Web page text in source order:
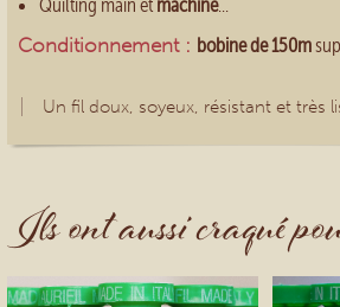
Conditionnement : bobine de 150m
Un fil doux, soyeux, résistant et très
Ils ont aussi craqué